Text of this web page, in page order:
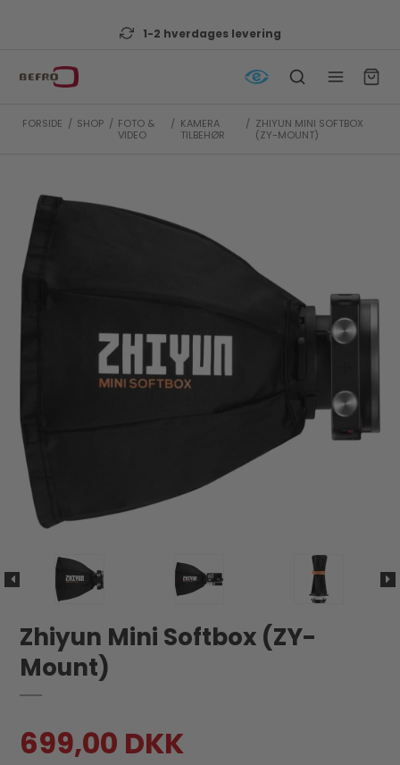
1-2 hverdages levering
FORSIDE / SHOP / FOTO &
VIDEO
/ KAMERA
TILBEHØR
/ ZHIYUN MINI SOFTBOX
(ZY-MOUNT)
Zhiyun Mini Softbox (ZY-
Mount)
699,00 DKK